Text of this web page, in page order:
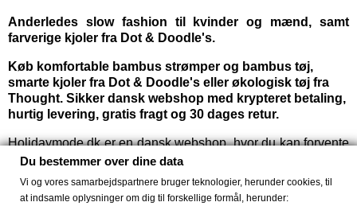
Anderledes slow fashion til kvinder og mænd, samt
farverige kjoler fra Dot & Doodle's.
Køb komfortable bambus strømper og bambus tøj,
smarte kjoler fra Dot & Doodle's eller økologisk tøj fra
Thought. Sikker dansk webshop med krypteret betaling,
hurtig levering, gratis fragt og 30 dages retur.
Holidaymode.dk er en dansk webshop, hvor du kan forvente
lynhurtig levering, hvor du trygt kan handle med sikker
Holidaymode.dk kan du få helt anderledes kjoler og
Du bestemmer over dine data
Vi og vores samarbejdspartnere bruger teknologier, herunder cookies, til
at indsamle oplysninger om dig til forskellige formål, herunder: